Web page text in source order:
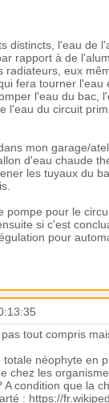
distincts, l'eau de
rapport à de
radiateurs, eux
fera tourner
l'eau du bac,
l'eau du circuit
mon garage/
d'eau chaude
les tuyaux du
pompe pour le
si c'est
pour
tout compris
néophyte en
chez les
condition que la
: https://